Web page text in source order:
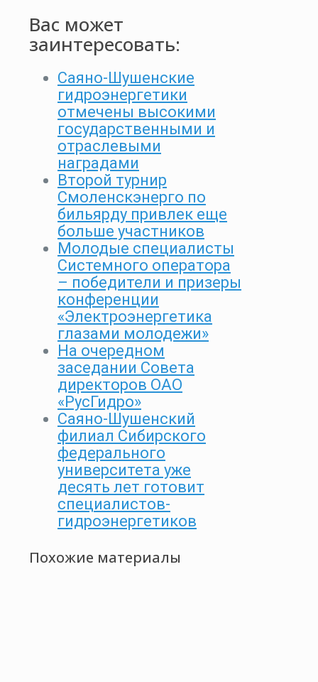
Вас может
заинтересовать:
Саяно-Шушенские
гидроэнергетики
отмечены высокими
государственными и
отраслевыми
наградами
Второй турнир
Смоленскэнерго по
бильярду привлек еще
больше участников
Молодые специалисты
Системного оператора
– победители и призеры
конференции
«Электроэнергетика
глазами молодежи»
На очередном
заседании Совета
директоров ОАО
«РусГидро»
Саяно-Шушенский
филиал Сибирского
федерального
университета уже
десять лет готовит
специалистов-
гидроэнергетиков
Похожие материалы